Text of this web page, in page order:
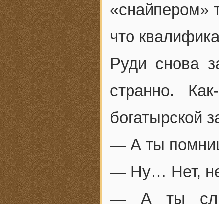
«снайпером»
что
Руди снова
странно.
богатырской
— А ты
— Ну… Нет,
— А ты